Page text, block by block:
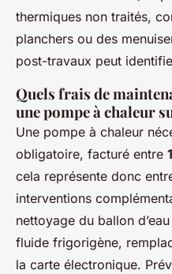
thermiques non traités,
planchers ou des
post-travaux peut
Quels frais de
une pompe à chaleur
Une pompe à chaleur
obligatoire, facturé entre
cela représente donc
interventions
nettoyage du ballon
fluide frigorigène,
la carte électronique.